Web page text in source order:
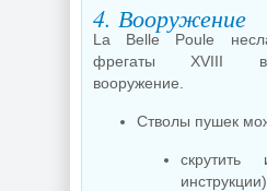
4. Вооружение
La Belle Poule
фрегаты XVIII
вооружение.
Стволы пушек